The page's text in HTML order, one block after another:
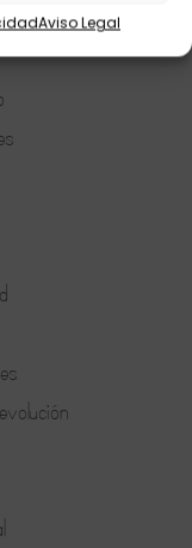
Aviso Legal